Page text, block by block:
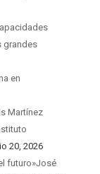
grandes
en
Martínez
20, 2026
futuro»José